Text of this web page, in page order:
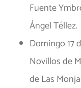
Fuente
Ángel Téllez.
Domingo 17
Novillos de
de Las